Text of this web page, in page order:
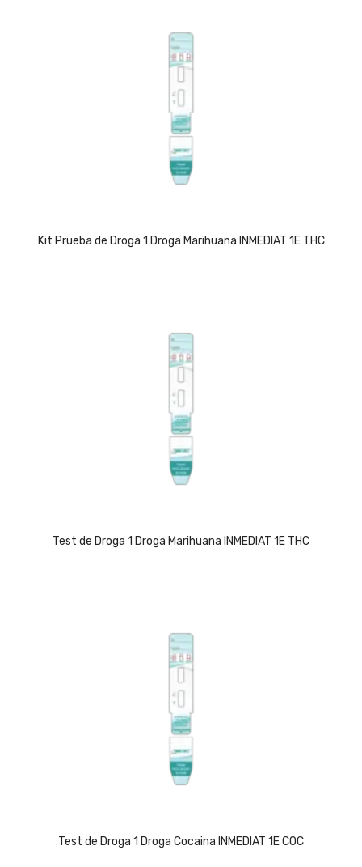
Kit Prueba de Droga 1 Droga Marihuana INMEDIAT 1E THC
Test de Droga 1 Droga Marihuana INMEDIAT 1E THC
Test de Droga 1 Droga Cocaina INMEDIAT 1E COC